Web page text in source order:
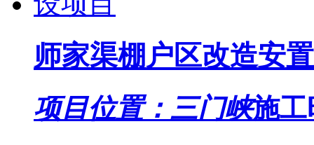
师家渠棚户区改造安
项目位置：三门峡施工